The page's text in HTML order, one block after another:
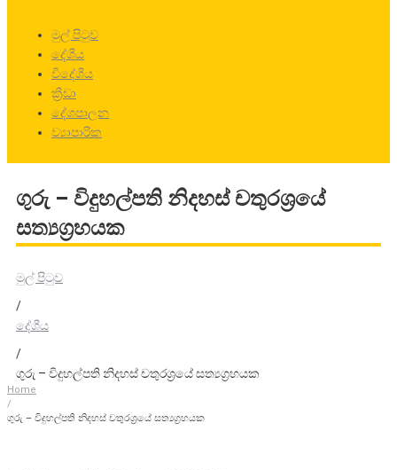
මුල් පිටුව
දේශීය
විදේශීය
ක්‍රීඩා
දේශපාලන
ව්‍යාපාරික
ගුරු – විදුහල්පති නිදහස් චතුරශ්‍රයේ
සත්‍යග්‍රහයක
මුල් පිටුව
/
දේශීය
/
ගුරු – විදුහල්පති නිදහස් චතුරශ්‍රයේ සත්‍යග්‍රහයක
Home
/
ගුරු – විදුහල්පති නිදහස් චතුරශ්‍රයේ සත්‍යග්‍රහයක